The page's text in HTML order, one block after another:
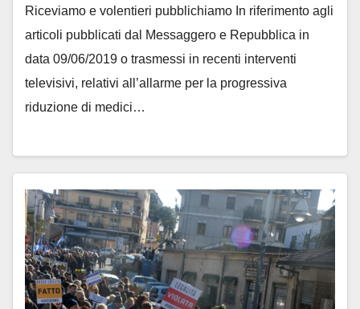
Riceviamo e volentieri pubblichiamo In riferimento agli
articoli pubblicati dal Messaggero e Repubblica in
data 09/06/2019 o trasmessi in recenti interventi
televisivi, relativi all’allarme per la progressiva
riduzione di medici…